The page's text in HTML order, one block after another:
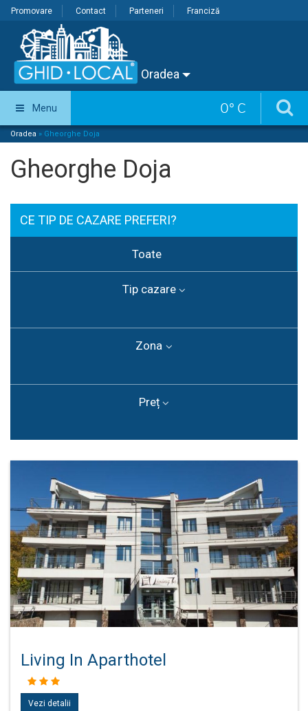
Promovare Contact Parteneri Franciză
Oradea
0° C
Menu
Oradea » Gheorghe Doja
Gheorghe Doja
CE TIP DE CAZARE PREFERI?
Toate
Tip cazare
Zona
Preț
Living In Aparthotel
Vezi detalii